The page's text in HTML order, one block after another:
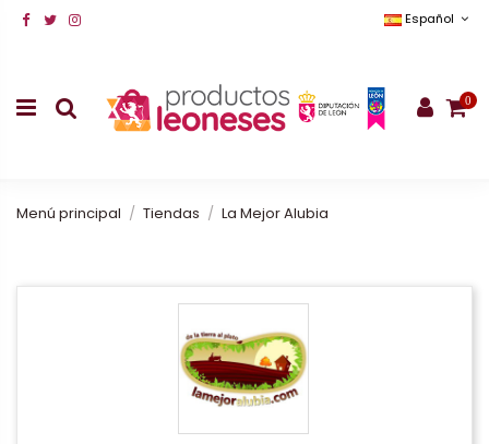
Español
0
Menú principal Tiendas La Mejor Alubia